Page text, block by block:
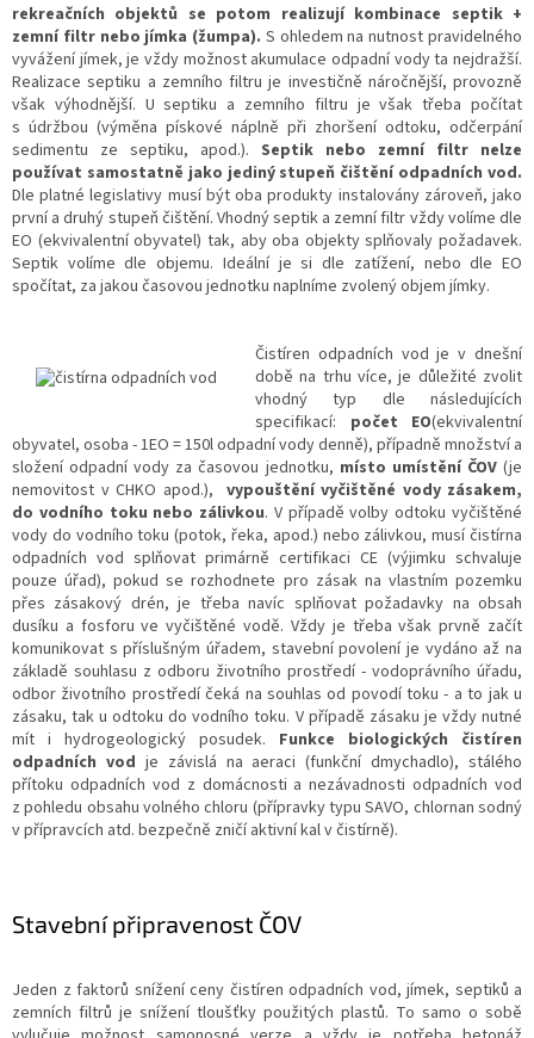
rekreačních objektů se potom realizují kombinace septik +
zemní filtr nebo jímka (žumpa). S ohledem na nutnost pravidelného
vyvážení jímek, je vždy možnost akumulace odpadní vody ta nejdražší.
Realizace septiku a zemního filtru je investičně náročnější, provozně
však výhodnější. U septiku a zemního filtru je však třeba počítat
s údržbou (výměna pískové náplně při zhoršení odtoku, odčerpání
sedimentu ze septiku, apod.). Septik nebo zemní filtr nelze
používat samostatně jako jediný stupeň čištění odpadních vod.
Dle platné legislativy musí být oba produkty instalovány zároveň, jako
první a druhý stupeň čištění. Vhodný septik a zemní filtr vždy volíme dle
EO (ekvivalentní obyvatel) tak, aby oba objekty splňovaly požadavek.
Septik volíme dle objemu. Ideální je si dle zatížení, nebo dle EO
spočítat, za jakou časovou jednotku naplníme zvolený objem jímky.
Čistíren odpadních vod je v dnešní
době na trhu více, je důležité zvolit
vhodný typ dle následujících
specifikací: počet EO(ekvivalentní
obyvatel, osoba - 1EO = 150l odpadní vody denně), případně množství a
složení odpadní vody za časovou jednotku, místo umístění ČOV(je
nemovitost v CHKO apod.), vypouštění vyčištěné vody zásakem,
do vodního toku nebo zálivkou. V případě volby odtoku vyčištěné
vody do vodního toku (potok, řeka, apod.) nebo zálivkou, musí čistírna
odpadních vod splňovat primárně certifikaci CE (výjimku schvaluje
pouze úřad), pokud se rozhodnete pro zásak na vlastním pozemku
přes zásakový drén, je třeba navíc splňovat požadavky na obsah
dusíku a fosforu ve vyčištěné vodě. Vždy je třeba však prvně začít
komunikovat s příslušným úřadem, stavební povolení je vydáno až na
základě souhlasu z odboru životního prostředí - vodoprávního úřadu,
odbor životního prostředí čeká na souhlas od povodí toku - a to jak u
zásaku, tak u odtoku do vodního toku. V případě zásaku je vždy nutné
mít i hydrogeologický posudek. Funkce biologických čistíren
odpadních vod je závislá na aeraci (funkční dmychadlo), stálého
přítoku odpadních vod z domácnosti a nezávadnosti odpadních vod
z pohledu obsahu volného chloru (přípravky typu SAVO, chlornan sodný
v přípravcích atd. bezpečně zničí aktivní kal v čistírně).
Stavební připravenost ČOV
Jeden z faktorů snížení ceny čistíren odpadních vod, jímek, septiků a
zemních filtrů je snížení tloušťky použitých plastů. To samo o sobě